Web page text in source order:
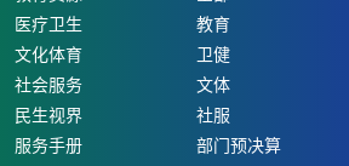
医疗卫生
文化体育
社会服务
民生视界
服务手册
教育
卫健
文体
社服
部门预决算